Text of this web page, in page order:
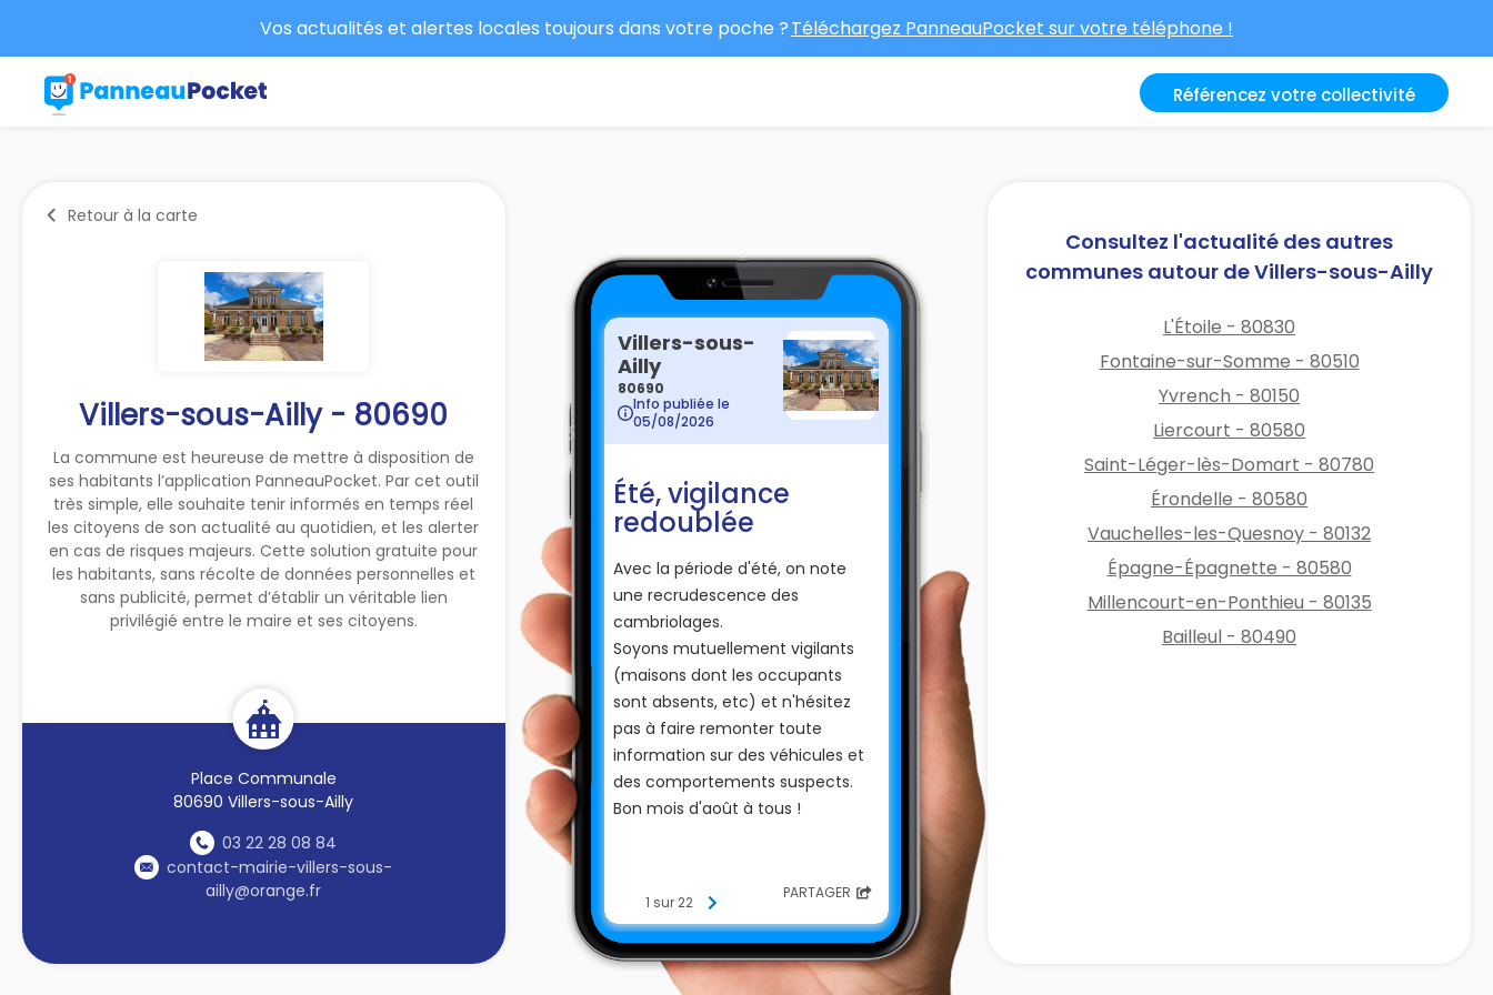
Vos actualités et alertes locales toujours dans votre poche ?Téléchargez PanneauPocket sur votre téléphone !
Référencez votre collectivité
Retour à la carte
Villers-sous-Ailly - 80690
La commune est heureuse de mettre à disposition de
ses habitants l’application PanneauPocket. Par cet outil
très simple, elle souhaite tenir informés en temps réel
les citoyens de son actualité au quotidien, et les alerter
en cas de risques majeurs. Cette solution gratuite pour
les habitants, sans récolte de données personnelles et
sans publicité, permet d’établir un véritable lien
privilégié entre le maire et ses citoyens.
Place Communale
80690 Villers-sous-Ailly
03 22 28 08 84
contact-mairie-villers-sous-
ailly@orange.fr
Villers-sous-
Ailly
80690
Info publiée le
05/08/2026
Été, vigilance
redoublée
Avec la période d'été, on note
une recrudescence des
cambriolages.
Soyons mutuellement vigilants
(maisons dont les occupants
sont absents, etc) et n'hésitez
pas à faire remonter toute
information sur des véhicules et
des comportements suspects.
Bon mois d'août à tous !
1 sur 22 PARTAGER
Consultez l'actualité des autres
communes autour de Villers-sous-Ailly
L'Étoile - 80830
Fontaine-sur-Somme - 80510
Yvrench - 80150
Liercourt - 80580
Saint-Léger-lès-Domart - 80780
Érondelle - 80580
Vauchelles-les-Quesnoy - 80132
Épagne-Épagnette - 80580
Millencourt-en-Ponthieu - 80135
Bailleul - 80490